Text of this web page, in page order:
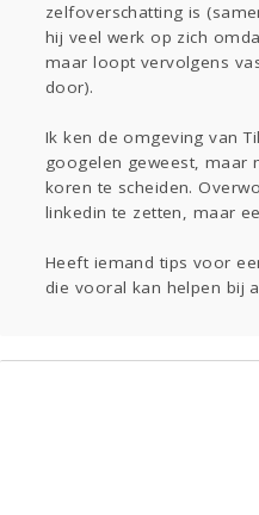
zelfoverschatting is
hij veel werk op zich
maar loopt vervolgens
door).
Ik ken de omgeving van
googelen geweest, maar
koren te scheiden.
linkedin te zetten, maar
Heeft iemand tips voor
die vooral kan helpen bij